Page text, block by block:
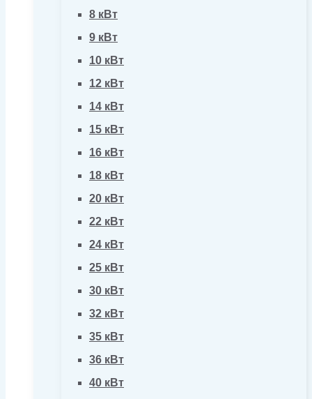
8 кВт
9 кВт
10 кВт
12 кВт
14 кВт
15 кВт
16 кВт
18 кВт
20 кВт
22 кВт
24 кВт
25 кВт
30 кВт
32 кВт
35 кВт
36 кВт
40 кВт